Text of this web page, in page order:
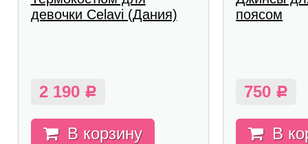
девочки Celavi (Дания)
2 190 Р
В корзину
поясом
750 Р
В